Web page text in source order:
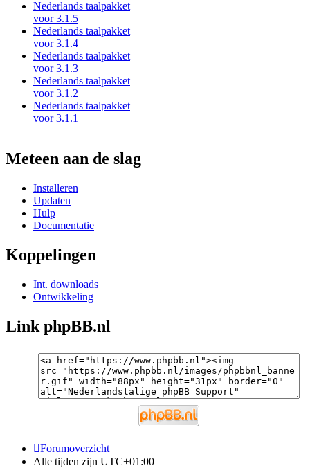
Nederlands taalpakket
voor 3.1.5
Nederlands taalpakket
voor 3.1.4
Nederlands taalpakket
voor 3.1.3
Nederlands taalpakket
voor 3.1.2
Nederlands taalpakket
voor 3.1.1
Meteen aan de slag
Installeren
Updaten
Hulp
Documentatie
Koppelingen
Int. downloads
Ontwikkeling
Link phpBB.nl
Forumoverzicht
Alle tijden zijn UTC+01:00